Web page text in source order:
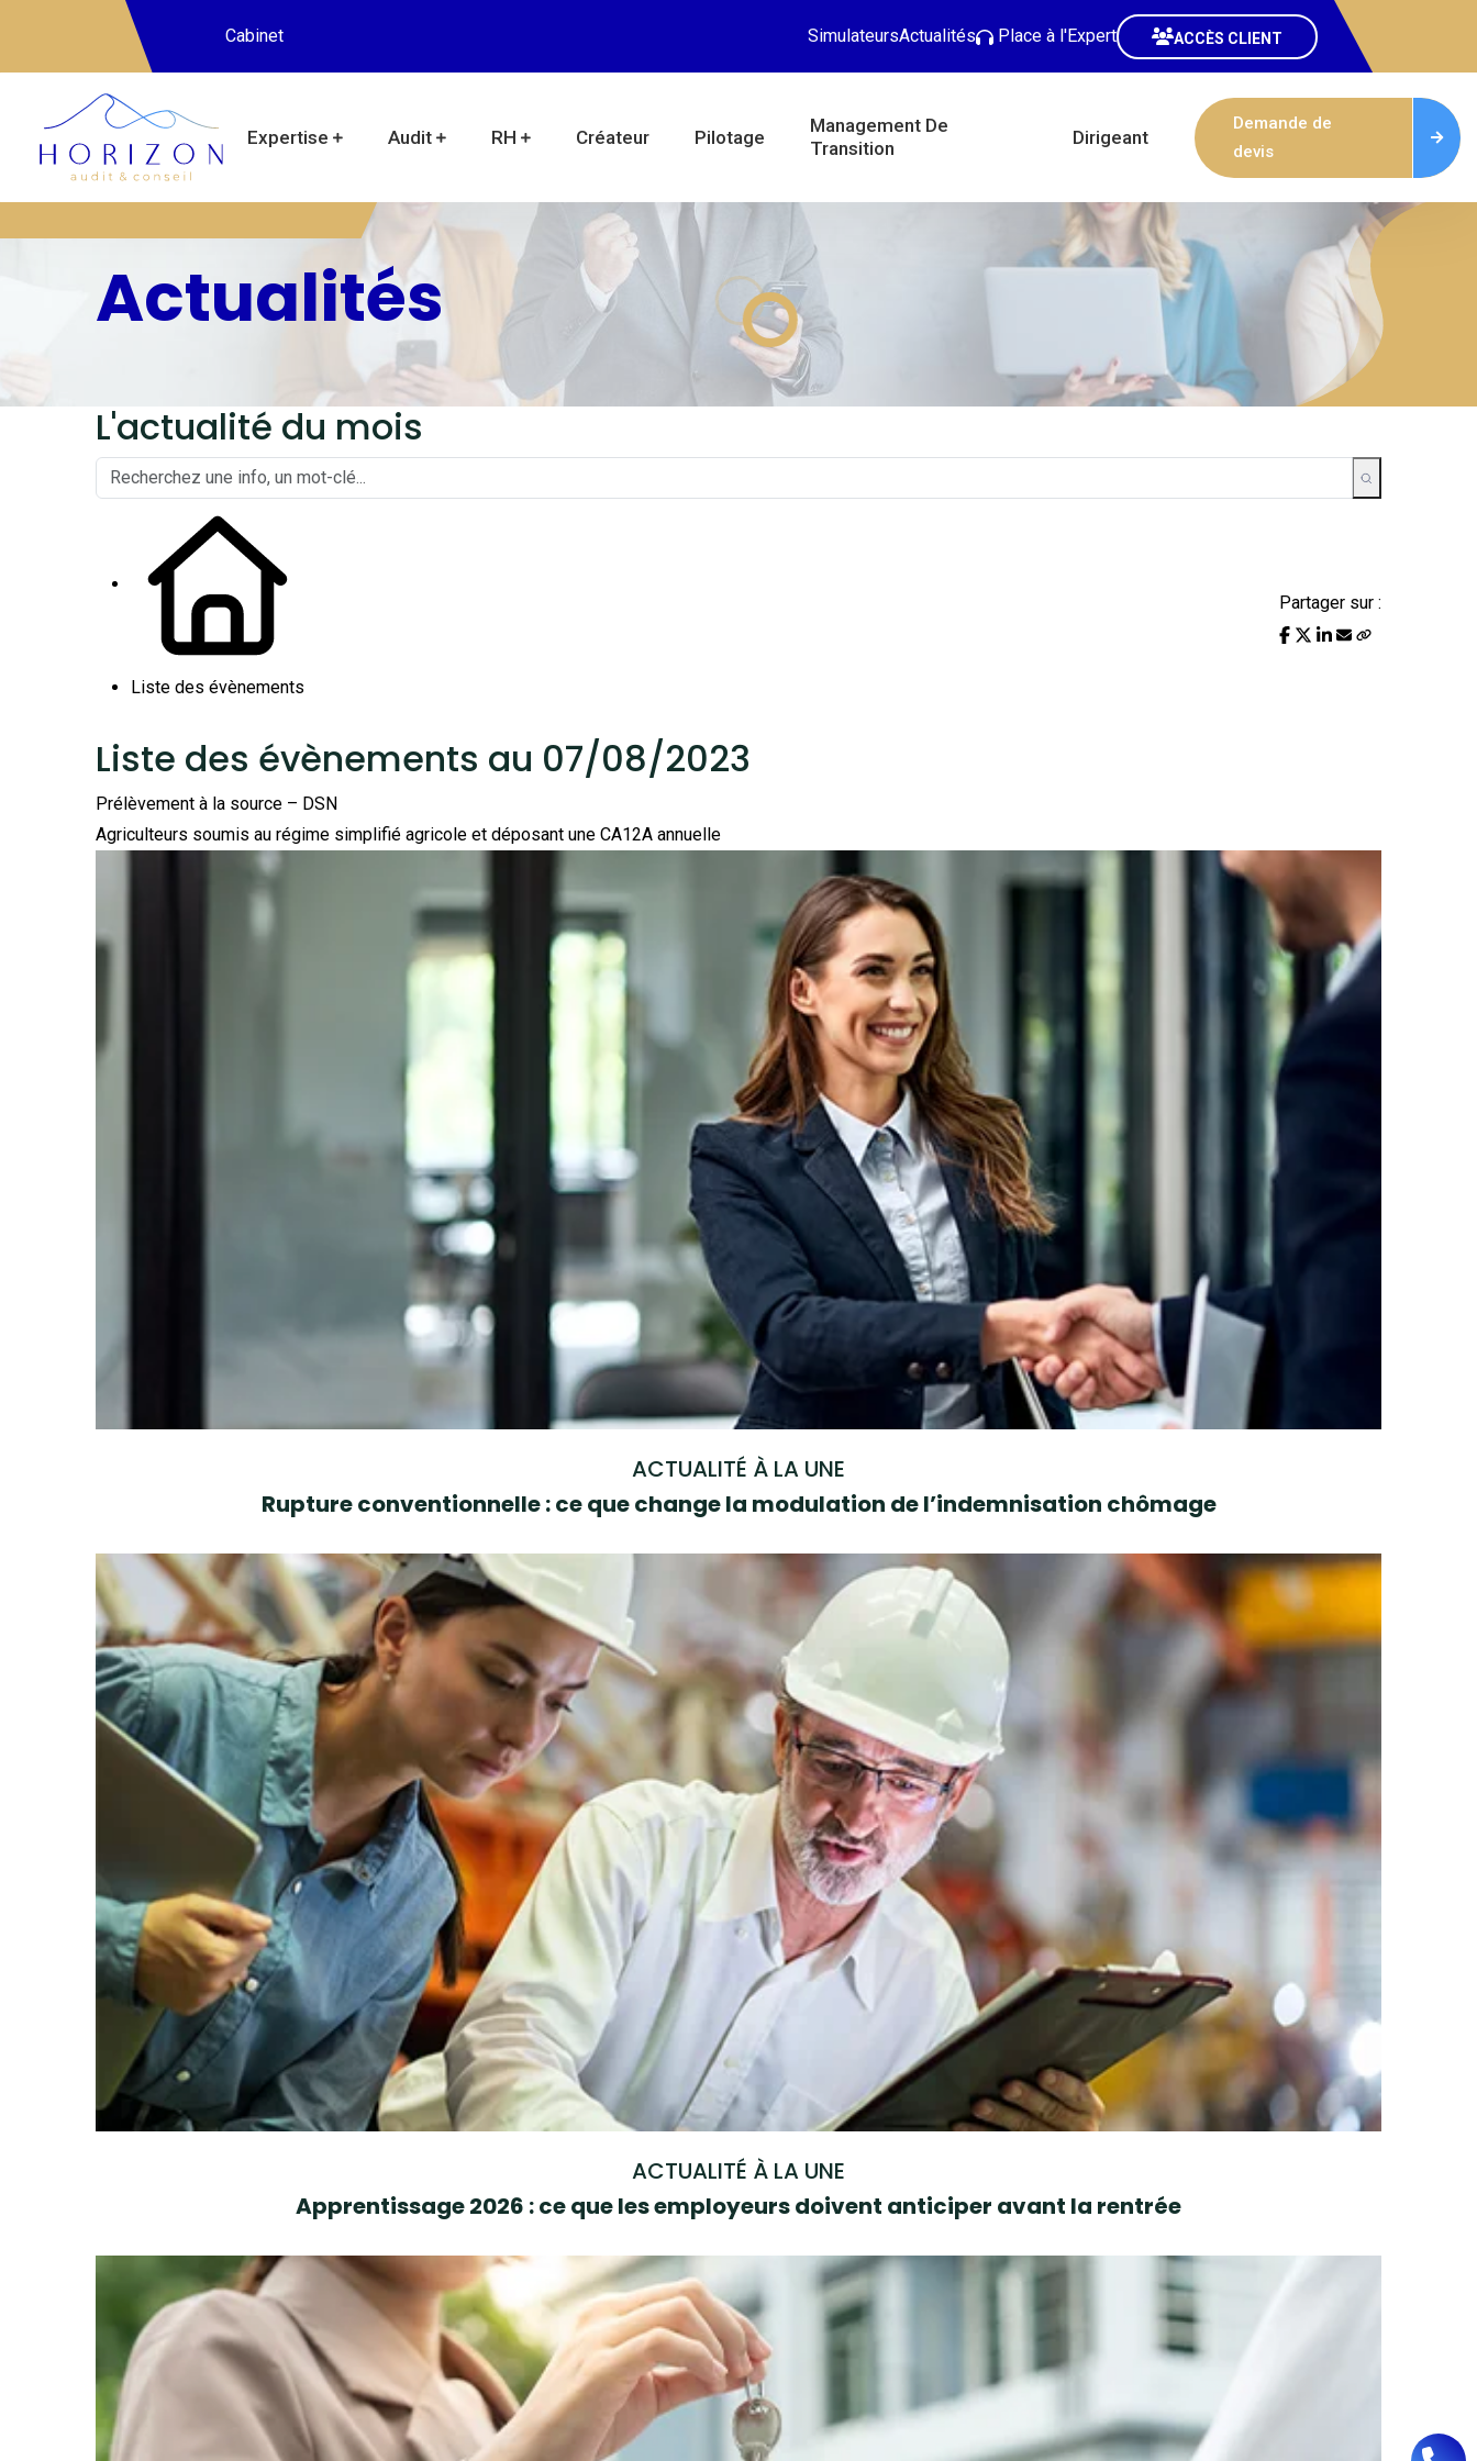
Cabinet SimulateursActualités Place à l'Expert ACCÈS CLIENT
Expertise Audit RH Créateur Pilotage
Management De
Transition
Dirigeant
Demande de
devis
Actualités
L'actualité du mois
Liste des évènements
Partager sur :
Liste des évènements au 07/08/2023
Prélèvement à la source – DSN
Agriculteurs soumis au régime simplifié agricole et déposant une CA12A annuelle
ACTUALITÉ À LA UNE
Rupture conventionnelle : ce que change la modulation de l’indemnisation chômage
ACTUALITÉ À LA UNE
Apprentissage 2026 : ce que les employeurs doivent anticiper avant la rentrée